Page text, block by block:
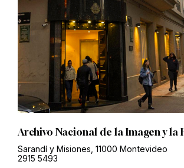
Archivo Nacional de la Imagen y la
Sarandí y Misiones, 11000 Montevideo
2915 5493